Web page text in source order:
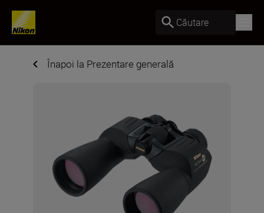
Căutare
Înapoi la Prezentare generală